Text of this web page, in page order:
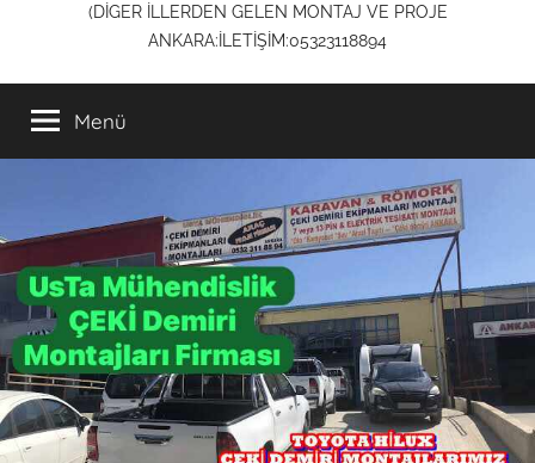
(DİGER İLLERDEN GELEN MONTAJ VE PROJE
ANKARA:İLETİŞİM:05323118894
Menü